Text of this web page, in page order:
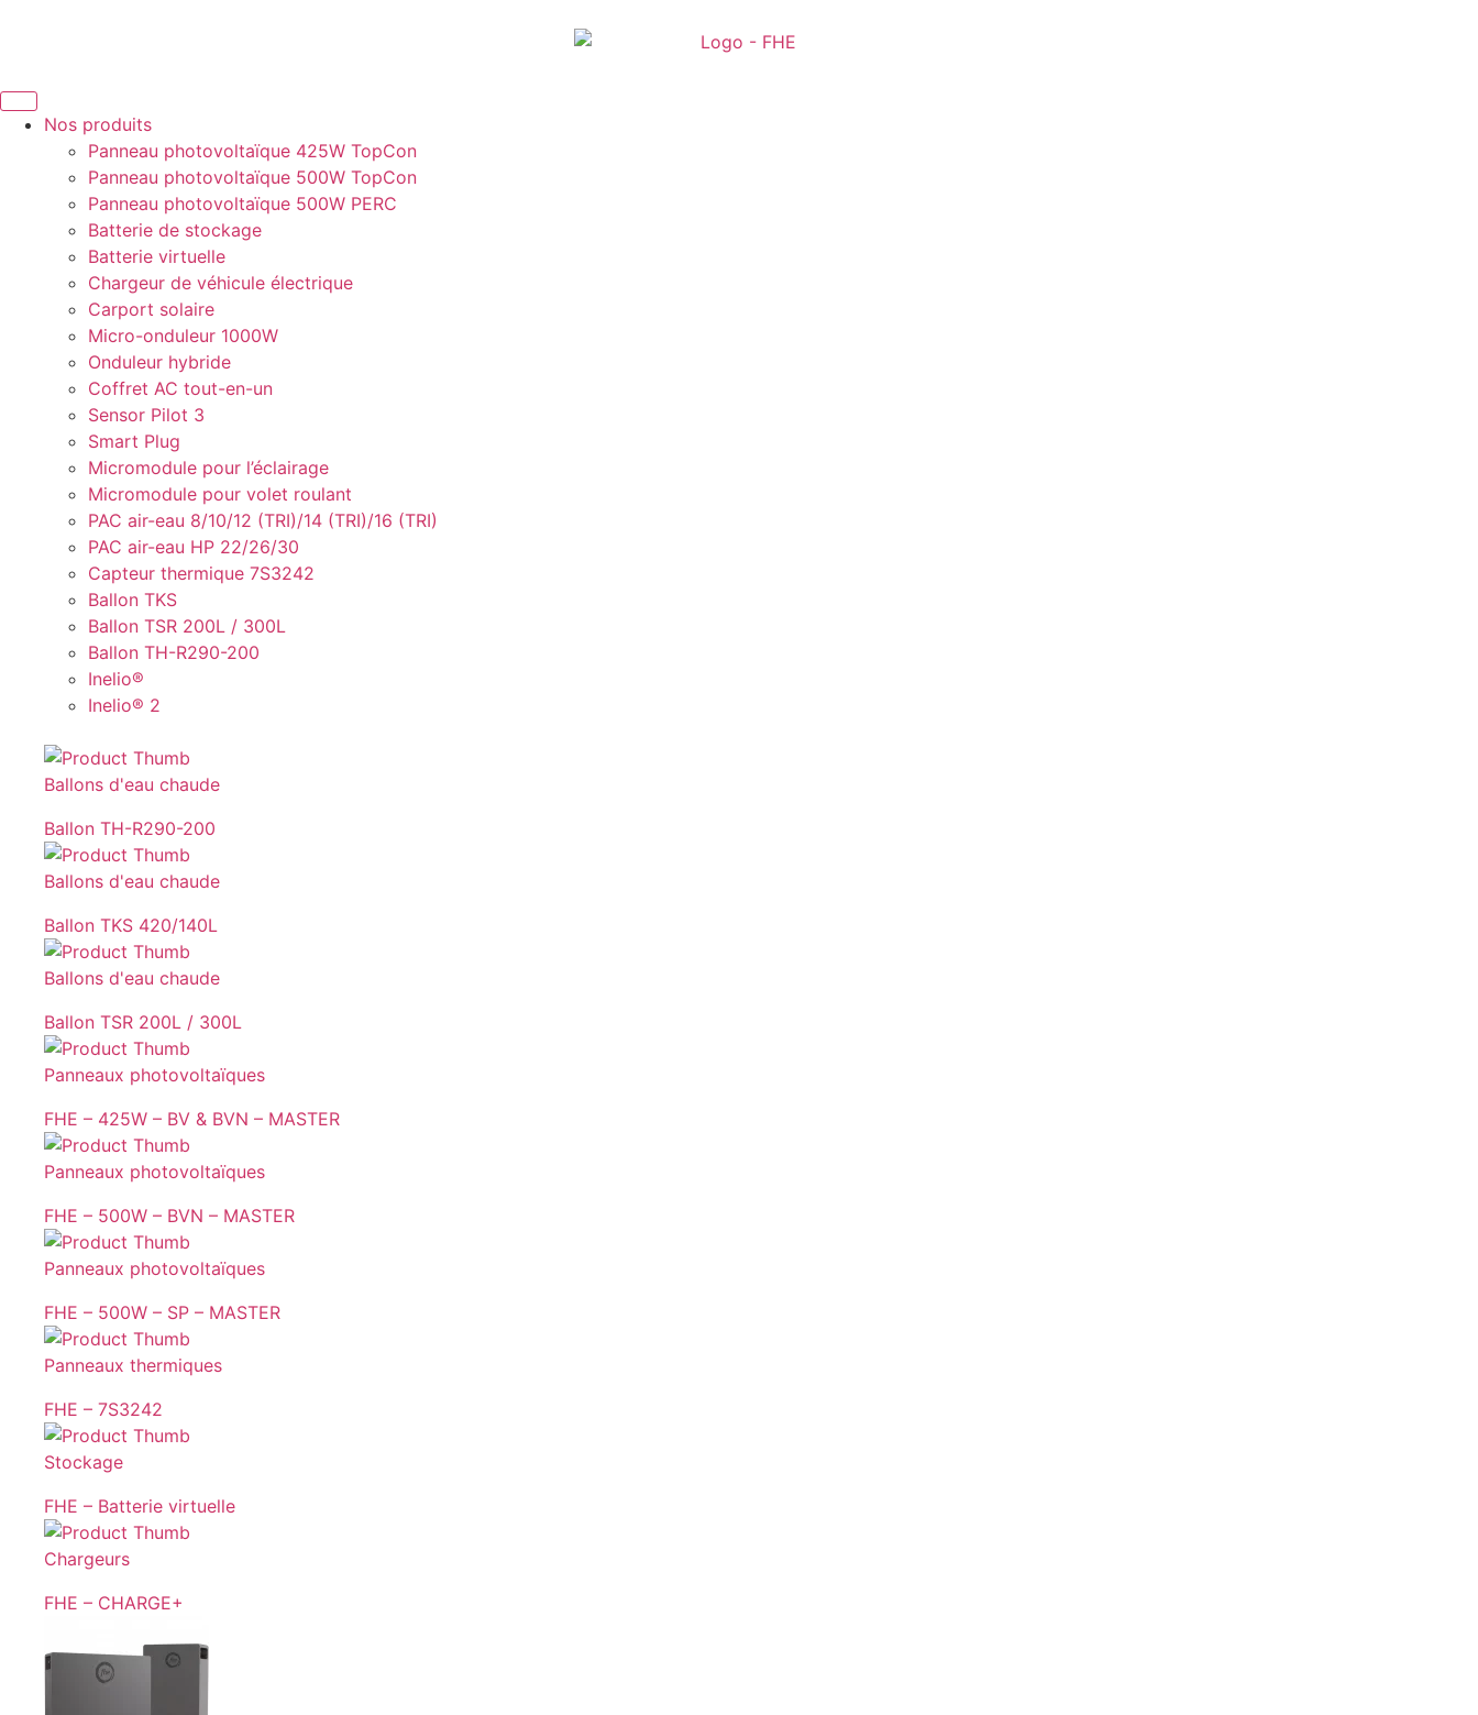
Nos produits
Panneau photovoltaïque 425W TopCon
Panneau photovoltaïque 500W TopCon
Panneau photovoltaïque 500W PERC
Batterie de stockage
Batterie virtuelle
Chargeur de véhicule électrique
Carport solaire
Micro-onduleur 1000W
Onduleur hybride
Coffret AC tout-en-un
Sensor Pilot 3
Smart Plug
Micromodule pour l’éclairage
Micromodule pour volet roulant
PAC air-eau 8/10/12 (TRI)/14 (TRI)/16 (TRI)
PAC air-eau HP 22/26/30
Capteur thermique 7S3242
Ballon TKS
Ballon TSR 200L / 300L
Ballon TH-R290-200
Inelio®
Inelio® 2
Ballons d'eau chaude
Ballon TH-R290-200
Ballons d'eau chaude
Ballon TKS 420/140L
Ballons d'eau chaude
Ballon TSR 200L / 300L
Panneaux photovoltaïques
FHE – 425W – BV & BVN – MASTER
Panneaux photovoltaïques
FHE – 500W – BVN – MASTER
Panneaux photovoltaïques
FHE – 500W – SP – MASTER
Panneaux thermiques
FHE – 7S3242
Stockage
FHE – Batterie virtuelle
Chargeurs
FHE – CHARGE+